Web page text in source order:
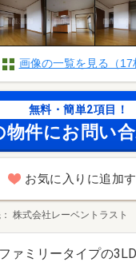
画像の一覧を見る（17
無料・簡単2項目！
物件にお問い
お気に入りに追加
株式会社レーベントラスト
ァミリータイプの